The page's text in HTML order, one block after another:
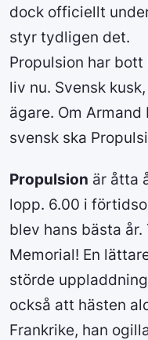
dock officiellt
styr tydligen det.
Propulsion har
liv nu. Svensk
ägare. Om
svensk ska
Propulsion är åtta
lopp. 6.00 i
blev hans bästa
Memorial! En
störde
också att hästen
Frankrike, han